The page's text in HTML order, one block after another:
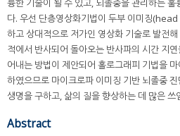
륭한 기술이 될 수 있고, 뇌졸중을 관리하는
다. 우선 단층영상화기법이 두부 이미징
하고 상대적으로 저가인 영상화 기술로 발전
적에서 반사되어 돌아오는 반사파의 시간 지
어내는 방법이 제안되어 홀로그래피 기법을
하였으므로 마이크로파 이미징 기반 뇌졸중
생명을 구하고, 삶의 질을 향상하는 데 많은 쓰
Abstract